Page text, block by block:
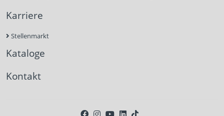
Karriere
Stellenmarkt
Kataloge
Kontakt